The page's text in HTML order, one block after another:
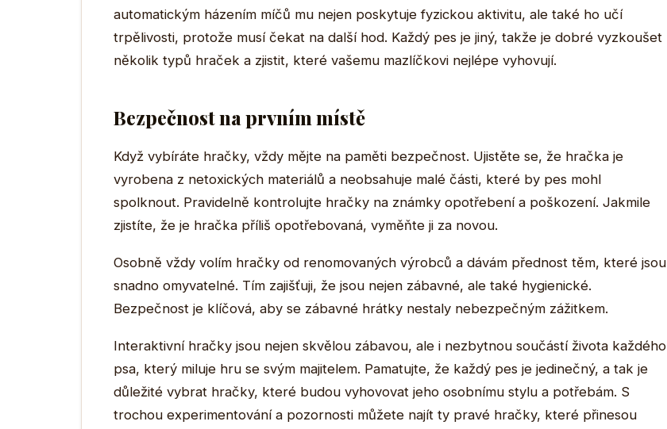
automatickým házením míčů mu nejen poskytuje fyzickou aktivitu, ale také ho učí
trpělivosti, protože musí čekat na další hod. Každý pes je jiný, takže je dobré vyzkoušet
několik typů hraček a zjistit, které vašemu mazlíčkovi nejlépe vyhovují.
Bezpečnost na prvním místě
Když vybíráte hračky, vždy mějte na paměti bezpečnost. Ujistěte se, že hračka je
vyrobena z netoxických materiálů a neobsahuje malé části, které by pes mohl
spolknout. Pravidelně kontrolujte hračky na známky opotřebení a poškození. Jakmile
zjistíte, že je hračka příliš opotřebovaná, vyměňte ji za novou.
Osobně vždy volím hračky od renomovaných výrobců a dávám přednost těm, které jsou
snadno omyvatelné. Tím zajišťuji, že jsou nejen zábavné, ale také hygienické.
Bezpečnost je klíčová, aby se zábavné hrátky nestaly nebezpečným zážitkem.
Interaktivní hračky jsou nejen skvělou zábavou, ale i nezbytnou součástí života každého
psa, který miluje hru se svým majitelem. Pamatujte, že každý pes je jedinečný, a tak je
důležité vybrat hračky, které budou vyhovovat jeho osobnímu stylu a potřebám. S
trochou experimentování a pozornosti můžete najít ty pravé hračky, které přinesou